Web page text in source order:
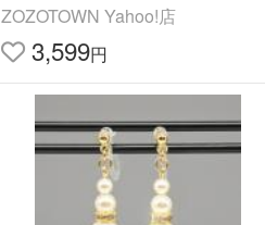
ZOZOTOWN Yahoo!店
3,599円